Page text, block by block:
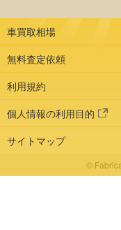
車買取相場
無料査定依頼
利用規約
個人情報の利用目的
サイトマップ
©